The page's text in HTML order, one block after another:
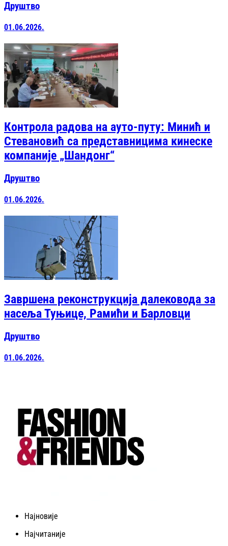
Друштво
01.06.2026.
Контрола радова на ауто-путу: Минић и
Стевановић са представницима кинеске
компаније „Шандонг“
Друштво
01.06.2026.
Завршена реконструкција далековода за
насеља Туњице, Рамићи и Барловци
Друштво
01.06.2026.
Најновије
Најчитаније